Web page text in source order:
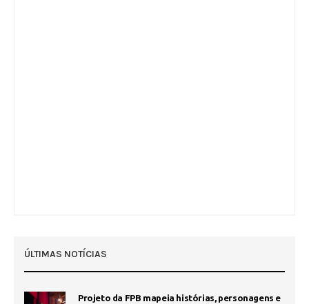
ÚLTIMAS NOTÍCIAS
Projeto da FPB mapeia histórias, personagens e